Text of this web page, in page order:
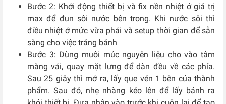
Bước 2: Khởi động thiết bị và fix nền nhiệt ở giá trị
max để đun sôi nước bên trong. Khi nước sôi thì
điều nhiệt ở mức vừa phải và setup thời gian để sẵn
sàng cho việc tráng bánh
Bước 3: Dùng muôi múc nguyên liệu cho vào tâm
màng vải, quay mặt lưng để dàn đều về các phía.
Sau 25 giây thì mở ra, lấy que vén 1 bên của thành
phẩm. Sau đó, nhẹ nhàng kéo lên để lấy bánh ra